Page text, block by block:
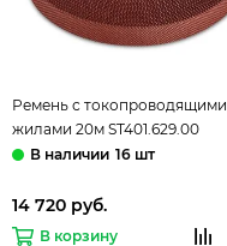
Ремень с токопроводящими
жилами 20м ST401.629.00
терракотовый Band ST-Luce
16 шт
14 720 руб.
В корзину